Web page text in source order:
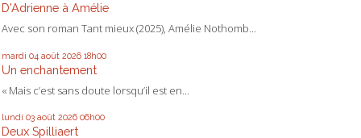
D'Adrienne à Amélie
Avec son roman Tant mieux (2025), Amélie Nothomb...
mardi 04 août 2026 18h00
Un enchantement
« Mais c’est sans doute lorsqu’il est en...
lundi 03 août 2026 06h00
Deux Spilliaert